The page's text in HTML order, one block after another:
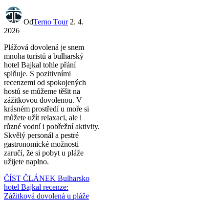
OdTerno Tour 2. 4.
2026
Plážová dovolená je snem
mnoha turistů a bulharský
hotel Bajkal tohle přání
splňuje. S pozitivními
recenzemi od spokojených
hostů se můžeme těšit na
zážitkovou dovolenou. V
krásném prostředí u moře si
můžete užít relaxaci, ale i
různé vodní i pobřežní aktivity.
Skvělý personál a pestré
gastronomické možnosti
zaručí, že si pobyt u pláže
užijete naplno.
ČÍST ČLÁNEK Bulharsko
hotel Bajkal recenze:
Zážitková dovolená u pláže